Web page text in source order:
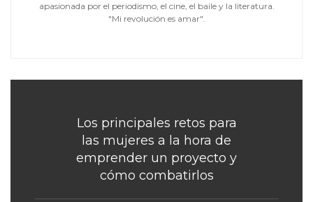
apasionada por el periodismo, el cine, el baile y la literatura.
"Mi revolución es amar".
Los principales retos para
las mujeres a la hora de
emprender un proyecto y
cómo combatirlos